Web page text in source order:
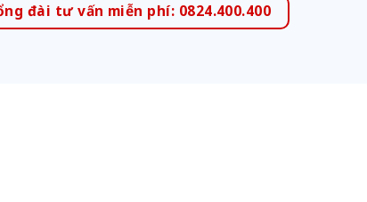
đài tư vấn miễn phí: 0824.400.400